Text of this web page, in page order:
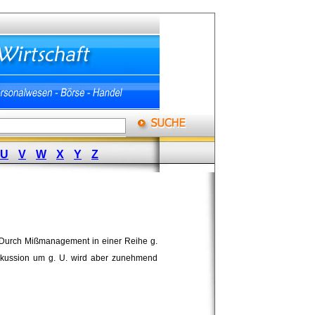
U V W X Y Z
Mißmanagement in einer Reihe g.
um g. U. wird aber zunehmend